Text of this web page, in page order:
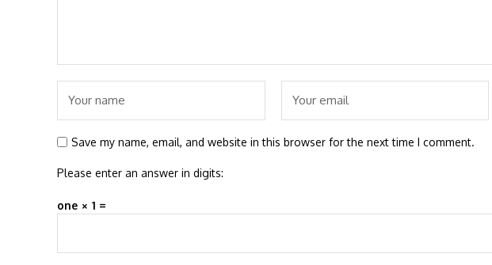
Save my name, email, and website in this browser for the next time I comment.
Please enter an answer in digits:
one × 1 =